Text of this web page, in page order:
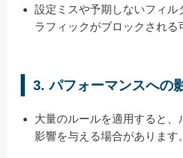
設定ミスや予期しないフィル
ラフィックがブロックされる
3.パフォーマンスへの
大量のルールを適用すると、
影響を与える場合があります。